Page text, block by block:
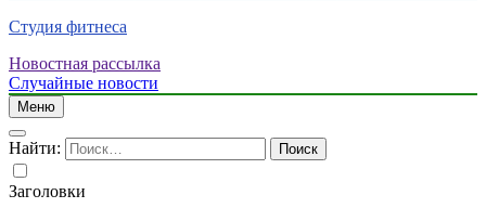
Студия фитнеса
Новостная рассылка
Случайные новости
Меню
Найти:
Заголовки